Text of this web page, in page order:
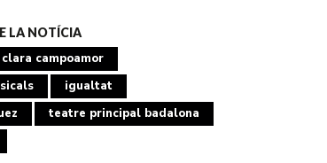
LA NOTÍCIA
clara campoamor
igualtat
teatre principal badalona